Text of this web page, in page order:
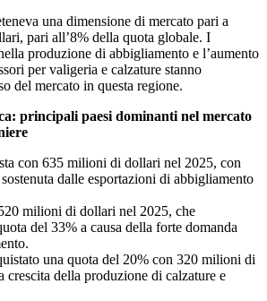
una dimensione di mercato pari a
pari all’8% della quota globale. I
produzione di abbigliamento e l’aumento
per valigeria e calzature stanno
del mercato in questa regione.
principali paesi dominanti nel mercato
con 635 milioni di dollari nel 2025, con
dalle esportazioni di abbigliamento
milioni di dollari nel 2025, che
del 33% a causa della forte domanda
una quota del 20% con 320 milioni di
crescita della produzione di calzature e